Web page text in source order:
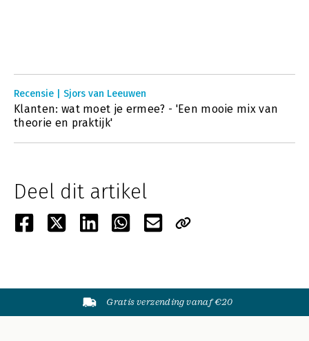
Recensie | Sjors van Leeuwen
Klanten: wat moet je ermee? - 'Een mooie mix van
theorie en praktijk'
Deel dit artikel
Gratis verzending vanaf €20